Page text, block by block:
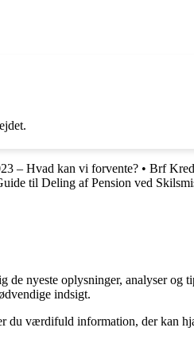
– Hvad kan vi forvente? • Brf
til Deling af Pension ved
nyeste oplysninger, analyser og
indsigt.
du værdifuld information, der kan